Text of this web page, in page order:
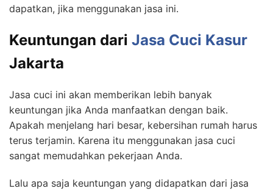
dapatkan, jika menggunakan jasa ini.
Keuntungan dari Jasa Cuci Kasur
Jakarta
Jasa cuci ini akan memberikan lebih banyak
keuntungan jika Anda manfaatkan dengan baik.
Apakah menjelang hari besar, kebersihan rumah harus
terus terjamin. Karena itu menggunakan jasa cuci
sangat memudahkan pekerjaan Anda.
Lalu apa saja keuntungan yang didapatkan dari jasa